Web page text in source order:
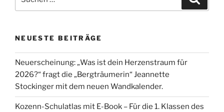
nach:
NEUESTE BEITRÄGE
Neuerscheinung: „Was ist dein Herzenstraum für
2026?“ fragt die „Bergträumerin“ Jeannette
Stockinger mit dem neuen Wandkalender.
Kozenn-Schulatlas mit E-Book – Für die 1. Klassen des